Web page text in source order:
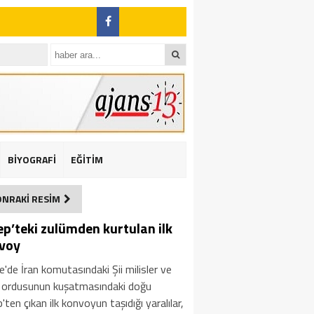
2 yaralı
BİYOGRAFİ EĞİTİM
RESİM
zulümden kurtulan ilk
İran komutasındaki Şii milisler ve
kuşatmasındaki doğu
çıkan ilk konvoyun taşıdığı yaralılar,